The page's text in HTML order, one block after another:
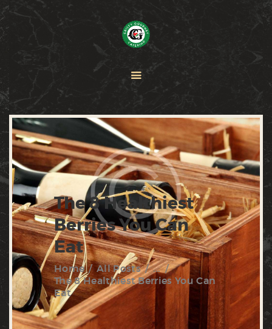
The 8 Healthiest
Berries You Can
Eat
Home All Posts
...
The 8 Healthiest Berries You Can
Eat
PAELLA
CATERING
ABOUT CRISTY
CONTACT US